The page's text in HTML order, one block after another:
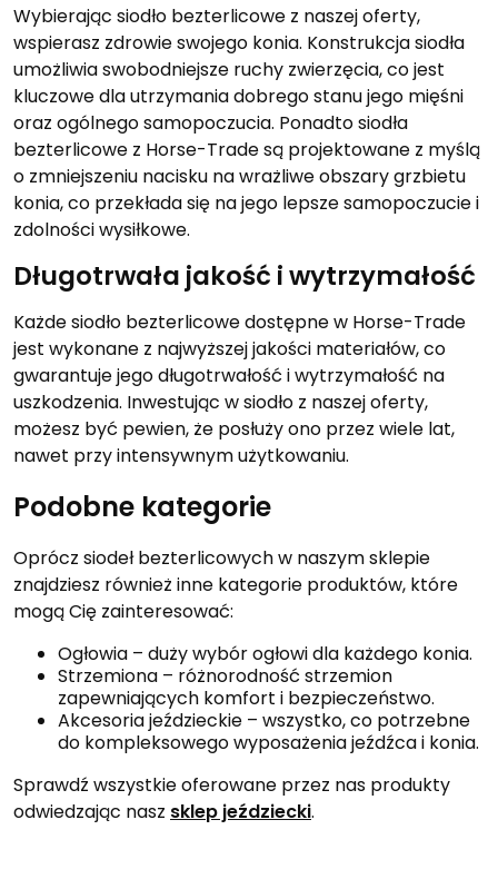
Wybierając siodło bezterlicowe z naszej oferty,
wspierasz zdrowie swojego konia. Konstrukcja siodła
umożliwia swobodniejsze ruchy zwierzęcia, co jest
kluczowe dla utrzymania dobrego stanu jego mięśni
oraz ogólnego samopoczucia. Ponadto siodła
bezterlicowe z Horse-Trade są projektowane z myślą
o zmniejszeniu nacisku na wrażliwe obszary grzbietu
konia, co przekłada się na jego lepsze samopoczucie i
zdolności wysiłkowe.
Długotrwała jakość i wytrzymałość
Każde siodło bezterlicowe dostępne w Horse-Trade
jest wykonane z najwyższej jakości materiałów, co
gwarantuje jego długotrwałość i wytrzymałość na
uszkodzenia. Inwestując w siodło z naszej oferty,
możesz być pewien, że posłuży ono przez wiele lat,
nawet przy intensywnym użytkowaniu.
Podobne kategorie
Oprócz siodeł bezterlicowych w naszym sklepie
znajdziesz również inne kategorie produktów, które
mogą Cię zainteresować:
Ogłowia – duży wybór ogłowi dla każdego konia.
Strzemiona – różnorodność strzemion
zapewniających komfort i bezpieczeństwo.
Akcesoria jeździeckie – wszystko, co potrzebne
do kompleksowego wyposażenia jeźdźca i konia.
Sprawdź wszystkie oferowane przez nas produkty
odwiedzając nasz sklep jeździecki.